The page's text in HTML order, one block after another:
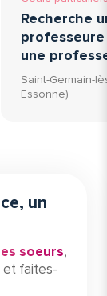
Recherche
professeure
une
Saint-Germain-
Essonne)
un
soeurs,
et faites-